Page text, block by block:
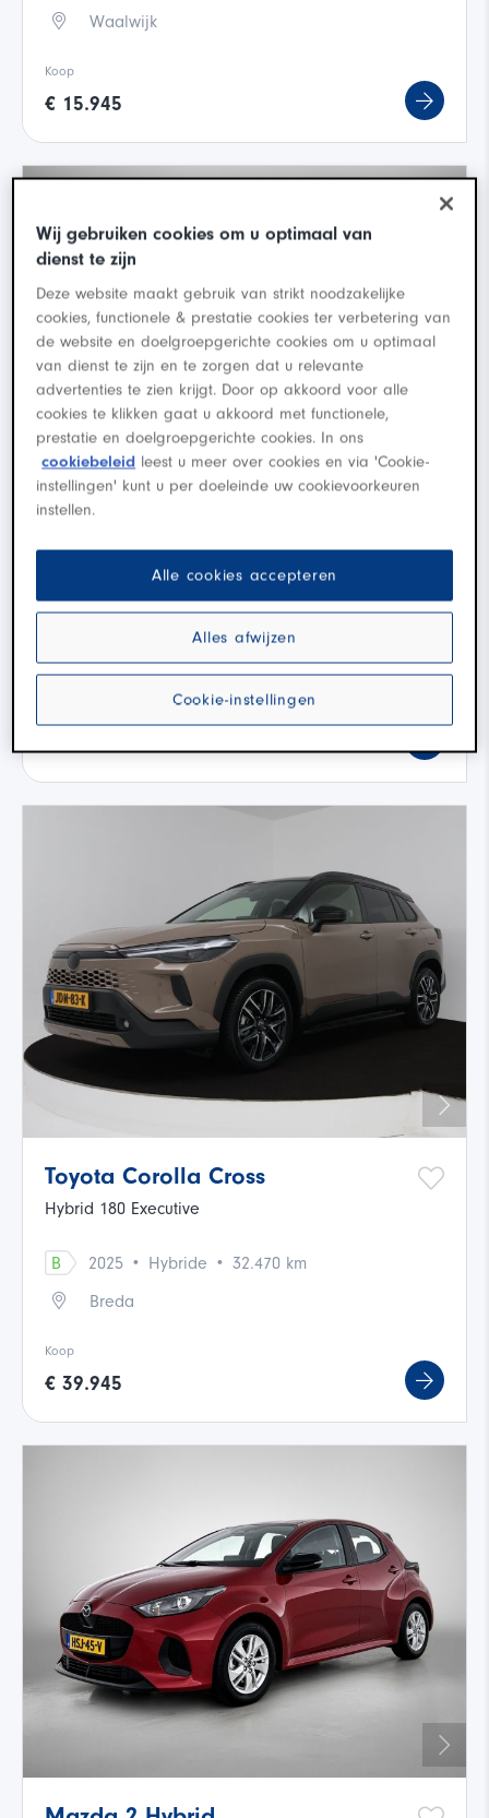
Waalwijk
Koop
€ 15.945
Hybrid 140 Dynamic
· ·
Waalwijk
Toyota Corolla Cross
Hybrid 180 Executive
B 2025 · Hybride · 32.470 km
Breda
Koop
€ 39.945
Wij gebruiken cookies om u optimaal van
dienst te zijn
Deze website maakt gebruik van strikt noodzakelijke
cookies, functionele & prestatie cookies ter verbetering van
de website en doelgroepgerichte cookies om u optimaal
van dienst te zijn en te zorgen dat u relevante
advertenties te zien krijgt. Door op akkoord voor alle
cookies te klikken gaat u akkoord met functionele,
prestatie en doelgroepgerichte cookies. In ons
cookiebeleid leest u meer over cookies en via 'Cookie-
instellingen' kunt u per doeleinde uw cookievoorkeuren
instellen.
Alles afwijzen
Alle cookies accepteren
Cookie-instellingen